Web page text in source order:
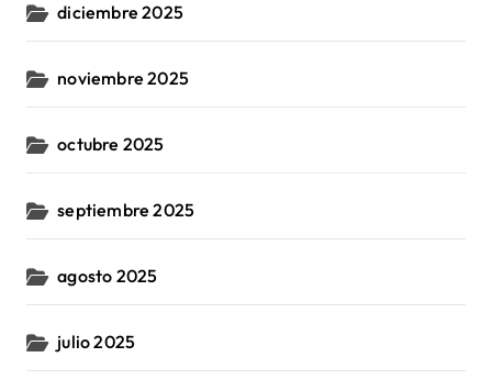
diciembre 2025
noviembre 2025
octubre 2025
septiembre 2025
agosto 2025
julio 2025